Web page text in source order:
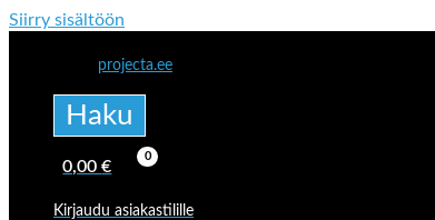
Siirry sisältöön
projecta.ee
Haku
0,00€
Kirjaudu asiakastilille